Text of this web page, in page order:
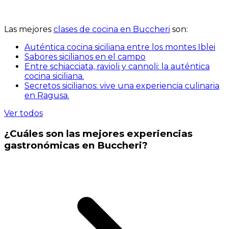
Las mejores clases de cocina en Buccheri son:
Auténtica cocina siciliana entre los montes Iblei
Sabores sicilianos en el campo
Entre schiacciata, ravioli y cannoli: la auténtica
cocina siciliana.
Secretos sicilianos: vive una experiencia culinaria
en Ragusa.
Ver todos
¿Cuáles son las mejores experiencias
gastronómicas en Buccheri?